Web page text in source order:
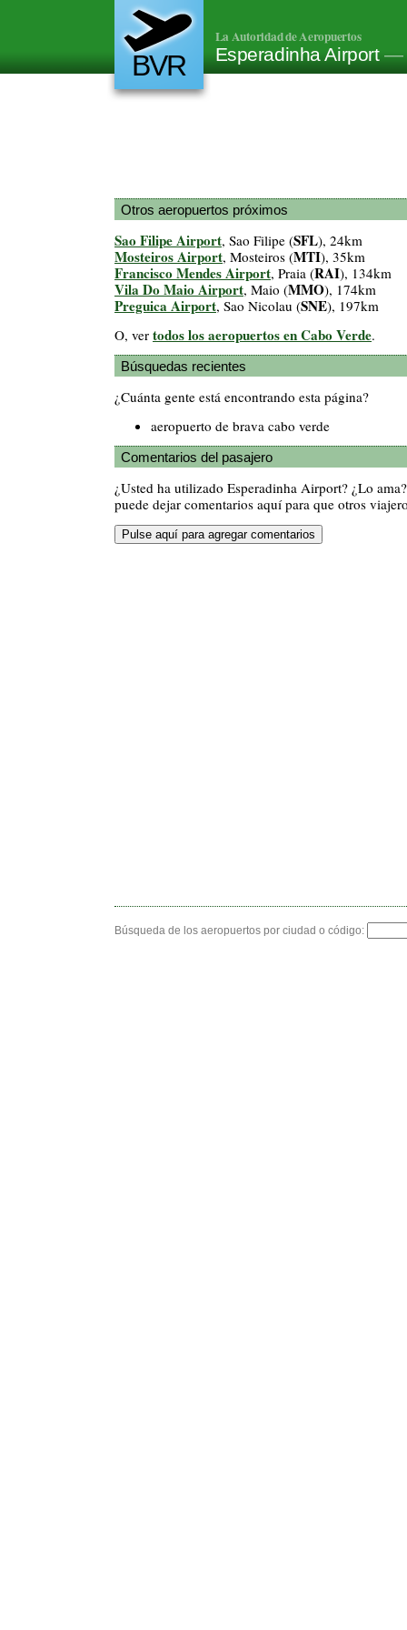
BVR
La Autoridad de Aeropuertos
Esperadinha Airport —
Otros aeropuertos próximos
Sao Filipe Airport, Sao Filipe (SFL), 24km
Mosteiros Airport, Mosteiros (MTI), 35km
Francisco Mendes Airport, Praia (RAI), 134km
Vila Do Maio Airport, Maio (MMO), 174km
Preguica Airport, Sao Nicolau (SNE), 197km
O, ver todos los aeropuertos en Cabo Verde.
Búsquedas recientes
¿Cuánta gente está encontrando esta página?
aeropuerto de brava cabo verde
Comentarios del pasajero
¿Usted ha utilizado Esperadinha Airport? ¿Lo
puede dejar comentarios aquí para que otros
Búsqueda de los aeropuertos por ciudad o código: